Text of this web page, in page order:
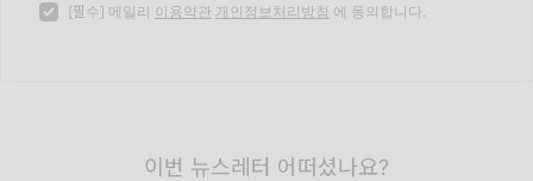
[필수] 메일리 이용약관 개인정보처리방침 에 동의합니다.
이번 뉴스레터 어떠셨나요?